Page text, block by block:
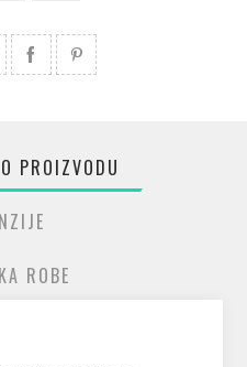
PROIZVODU
ROBE